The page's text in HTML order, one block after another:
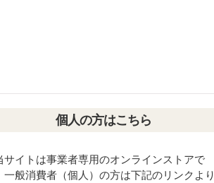
個人の方はこちら
イトは事業者専用のオンラインストアで
一般消費者（個人）の方は下記のリンクより